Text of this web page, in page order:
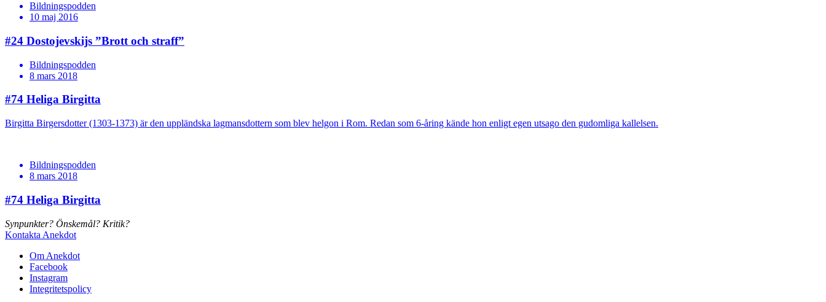
Bildningspodden
10 maj 2016
#24 Dostojevskijs ”Brott och straff”
Bildningspodden
8 mars 2018
#74 Heliga Birgitta
Birgitta Birgersdotter (1303-1373) är den uppländska lagmansdottern som blev helgon i Rom. Redan som 6-åring kände hon enligt egen utsago den gudomliga kallelsen.
Bildningspodden
8 mars 2018
#74 Heliga Birgitta
Synpunkter? Önskemål? Kritik?
Kontakta Anekdot
Om Anekdot
Facebook
Instagram
Integritetspolicy